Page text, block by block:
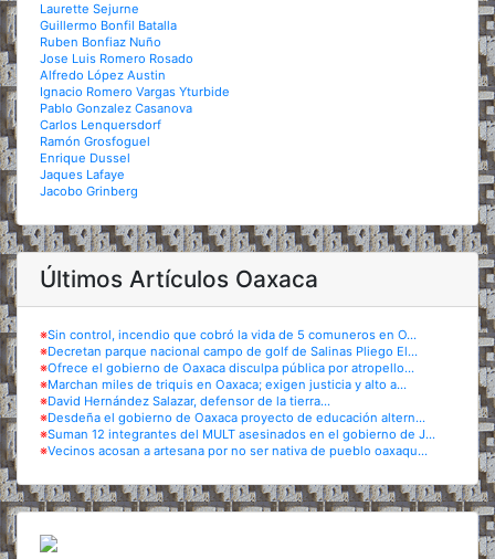
Laurette Sejurne
Guillermo Bonfil Batalla
Ruben Bonfiaz Nuño
Jose Luis Romero Rosado
Alfredo López Austin
Ignacio Romero Vargas Yturbide
Pablo Gonzalez Casanova
Carlos Lenquersdorf
Ramón Grosfoguel
Enrique Dussel
Jaques Lafaye
Jacobo Grinberg
Últimos Artículos Oaxaca
※Sin control, incendio que cobró la vida de 5 comuneros en O...
※Decretan parque nacional campo de golf de Salinas Pliego El...
※Ofrece el gobierno de Oaxaca disculpa pública por atropello...
※Marchan miles de triquis en Oaxaca; exigen justicia y alto a...
※David Hernández Salazar, defensor de la tierra...
※Desdeña el gobierno de Oaxaca proyecto de educación altern...
※Suman 12 integrantes del MULT asesinados en el gobierno de J...
※Vecinos acosan a artesana por no ser nativa de pueblo oaxaqu...